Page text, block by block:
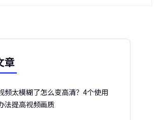
章
频太模糊了怎么变高清？4个使用
法提高视频画质